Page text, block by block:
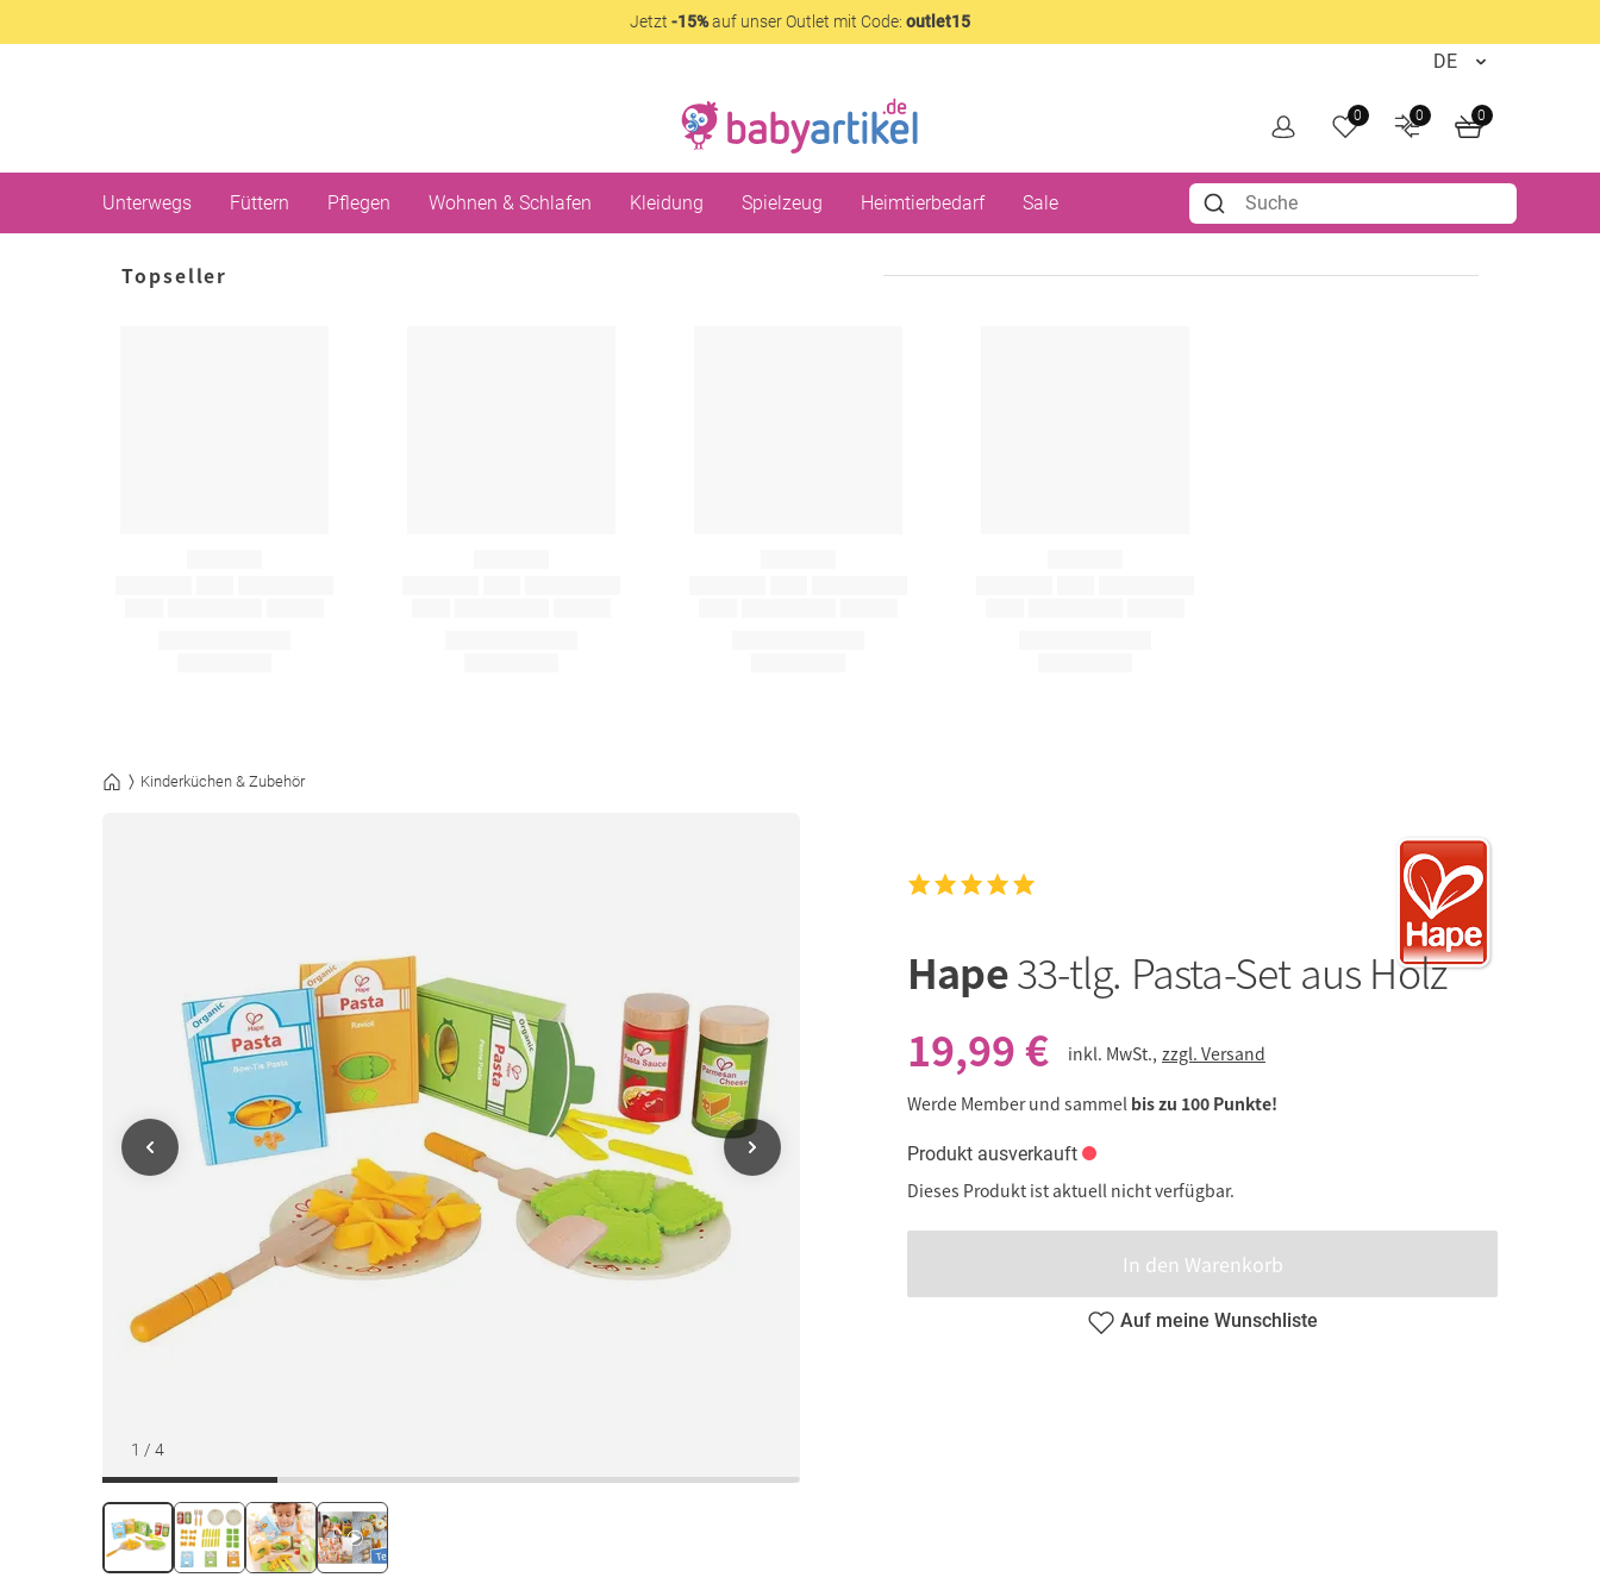
Jetzt -15%auf unser Outlet mit Code: outlet15
0 0 0
Unterwegs Füttern Pflegen Wohnen & Schlafen Kleidung Spielzeug Heimtierbedarf Sale
Topseller
Kinderküchen & Zubehör
1 / 4
Hape33-tlg. Pasta-Set aus Holz
19,99 €
inkl. MwSt., zzgl. Versand
Werde Member und sammel bis zu 100 Punkte!
Produkt ausverkauft
Dieses Produkt ist aktuell nicht verfügbar.
In den Warenkorb
Auf meine Wunschliste